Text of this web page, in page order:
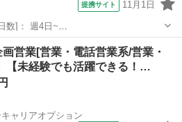
提携サイト 11月1日
[勤務地・最寄
ア選択可 ワールド・ファ...
画営業[営業・電話営業系/営業・
【未経験でも活躍できる！…
ャリアオプション